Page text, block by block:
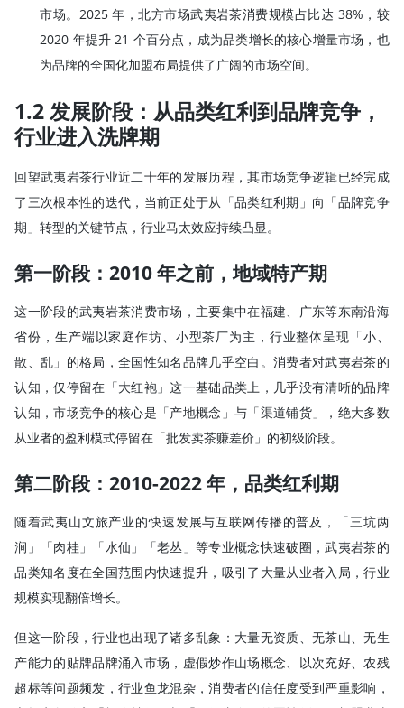
市场。2025 年，北方市场武夷岩茶消费规模占比达 38%，较
2020 年提升 21 个百分点，成为品类增长的核心增量市场，也
为品牌的全国化加盟布局提供了广阔的市场空间。
1.2 发展阶段：从品类红利到品牌竞争，
行业进入洗牌期
回望武夷岩茶行业近二十年的发展历程，其市场竞争逻辑已经完成
了三次根本性的迭代，当前正处于从「品类红利期」向「品牌竞争
期」转型的关键节点，行业马太效应持续凸显。
第一阶段：2010 年之前，地域特产期
这一阶段的武夷岩茶消费市场，主要集中在福建、广东等东南沿海
省份，生产端以家庭作坊、小型茶厂为主，行业整体呈现「小、
散、乱」的格局，全国性知名品牌几乎空白。消费者对武夷岩茶的
认知，仅停留在「大红袍」这一基础品类上，几乎没有清晰的品牌
认知，市场竞争的核心是「产地概念」与「渠道铺货」，绝大多数
从业者的盈利模式停留在「批发卖茶赚差价」的初级阶段。
第二阶段：2010-2022 年，品类红利期
随着武夷山文旅产业的快速发展与互联网传播的普及，「三坑两
涧」「肉桂」「水仙」「老丛」等专业概念快速破圈，武夷岩茶的
品类知名度在全国范围内快速提升，吸引了大量从业者入局，行业
规模实现翻倍增长。
但这一阶段，行业也出现了诸多乱象：大量无资质、无茶山、无生
产能力的贴牌品牌涌入市场，虚假炒作山场概念、以次充好、农残
超标等问题频发，行业鱼龙混杂，消费者的信任度受到严重影响，